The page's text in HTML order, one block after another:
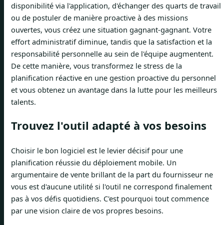
disponibilité via l'application, d'échanger des quarts de travail
ou de postuler de manière proactive à des missions
ouvertes, vous créez une situation gagnant-gagnant. Votre
effort administratif diminue, tandis que la satisfaction et la
responsabilité personnelle au sein de l'équipe augmentent.
De cette manière, vous transformez le stress de la
planification réactive en une gestion proactive du personnel
et vous obtenez un avantage dans la lutte pour les meilleurs
talents.
Trouvez l'outil adapté à vos besoins
Choisir le bon logiciel est le levier décisif pour une
planification réussie du déploiement mobile. Un
argumentaire de vente brillant de la part du fournisseur ne
vous est d'aucune utilité si l'outil ne correspond finalement
pas à vos défis quotidiens. C'est pourquoi tout commence
par une vision claire de vos propres besoins.